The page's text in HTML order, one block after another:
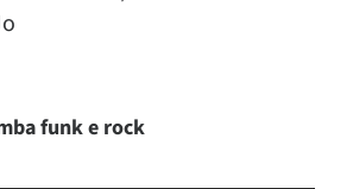
funk e rock